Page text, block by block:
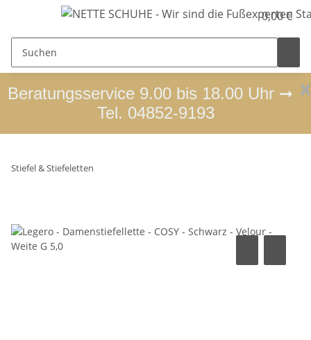
0,00 €
x
Beratungsservice 9.00 bis 18.00 Uhr ➞
Tel. 04852-9193
Stiefel & Stiefeletten